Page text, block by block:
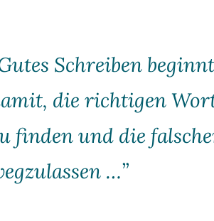
Schreiben beginnt
die richtigen
finden und die
…”